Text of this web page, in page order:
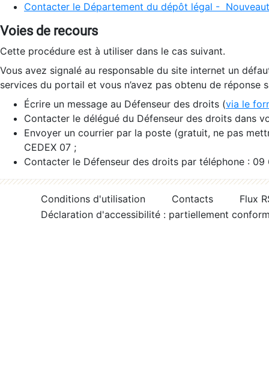
Contacter le Département du dépôt légal -
Voies de recours
Cette procédure est à utiliser dans le cas suivant.
Vous avez signalé au responsable du site internet un
services du portail et vous n’avez pas obtenu de réponse
Écrire un message au Défenseur des droits (via le
Contacter le délégué du Défenseur des droits dans
Envoyer un courrier par la poste (gratuit, ne pas
CEDEX 07 ;
Contacter le Défenseur des droits par téléphone :
Conditions d'utilisation Contacts
Flux
Déclaration d'accessibilité : partiellement